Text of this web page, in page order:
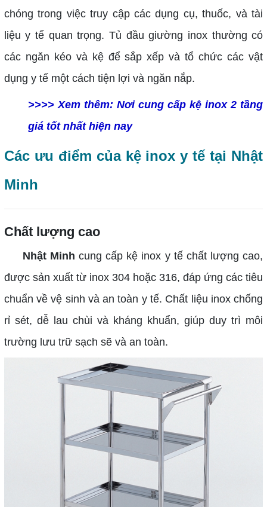
chóng trong việc truy cập các dụng cụ, thuốc, và tài
liệu y tế quan trọng. Tủ đầu giường inox thường có
các ngăn kéo và kệ để sắp xếp và tổ chức các vật
dụng y tế một cách tiện lợi và ngăn nắp.
>>>> Xem thêm: Nơi cung cấp kệ inox 2 tầng
giá tốt nhất hiện nay
Các ưu điểm của kệ inox y tế tại Nhật
Minh
Chất lượng cao
Nhật Minh cung cấp kệ inox y tế chất lượng cao,
được sản xuất từ inox 304 hoặc 316, đáp ứng các tiêu
chuẩn về vệ sinh và an toàn y tế. Chất liệu inox chống
rỉ sét, dễ lau chùi và kháng khuẩn, giúp duy trì môi
trường lưu trữ sạch sẽ và an toàn.